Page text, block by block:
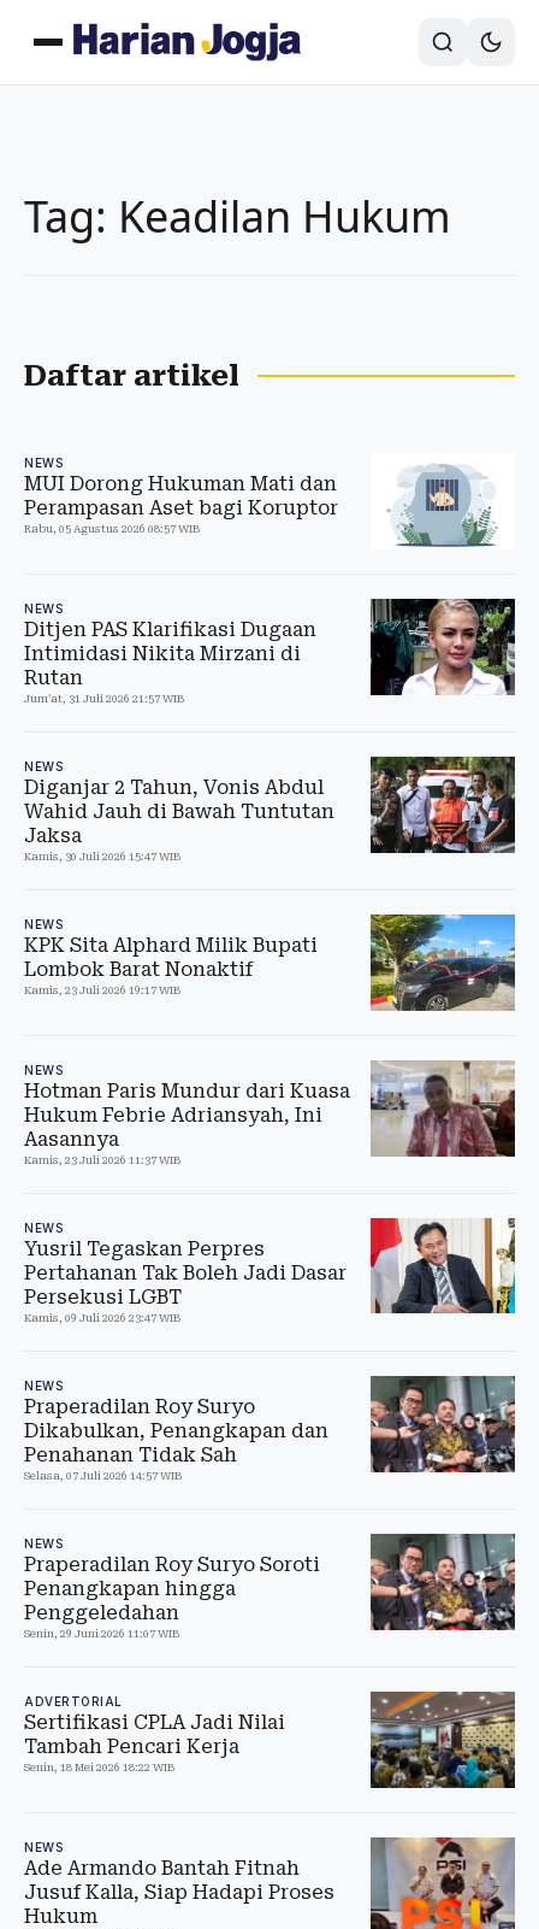
Tag: Keadilan Hukum
Daftar artikel
NEWS
MUI Dorong Hukuman Mati dan
Perampasan Aset bagi Koruptor
Rabu, 05 Agustus 2026 08:57 WIB
NEWS
Ditjen PAS Klarifikasi Dugaan
Intimidasi Nikita Mirzani di
Rutan
Jum'at, 31 Juli 2026 21:57 WIB
NEWS
Diganjar 2 Tahun, Vonis Abdul
Wahid Jauh di Bawah Tuntutan
Jaksa
Kamis, 30 Juli 2026 15:47 WIB
NEWS
KPK Sita Alphard Milik Bupati
Lombok Barat Nonaktif
Kamis, 23 Juli 2026 19:17 WIB
NEWS
Hotman Paris Mundur dari Kuasa
Hukum Febrie Adriansyah, Ini
Aasannya
Kamis, 23 Juli 2026 11:37 WIB
NEWS
Yusril Tegaskan Perpres
Pertahanan Tak Boleh Jadi Dasar
Persekusi LGBT
Kamis, 09 Juli 2026 23:47 WIB
NEWS
Praperadilan Roy Suryo
Dikabulkan, Penangkapan dan
Penahanan Tidak Sah
Selasa, 07 Juli 2026 14:57 WIB
NEWS
Praperadilan Roy Suryo Soroti
Penangkapan hingga
Penggeledahan
Senin, 29 Juni 2026 11:07 WIB
ADVERTORIAL
Sertifikasi CPLA Jadi Nilai
Tambah Pencari Kerja
Senin, 18 Mei 2026 18:22 WIB
NEWS
Ade Armando Bantah Fitnah
Jusuf Kalla, Siap Hadapi Proses
Hukum